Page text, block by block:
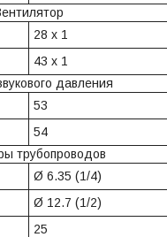
28 x 1
43 x 1
давления
53
54
трубопроводов
Ø 6.35 (1/4)
Ø 12.7 (1/2)
25